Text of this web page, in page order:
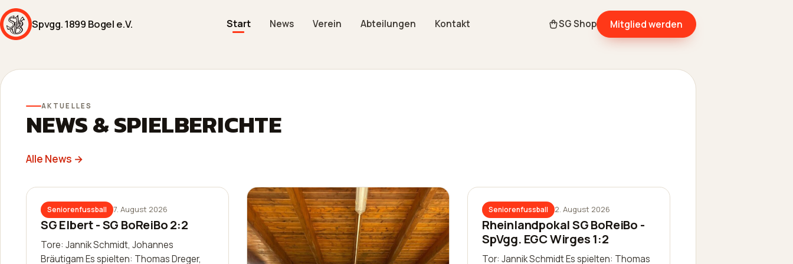
Spvgg. 1899 Bogel e.V. Start News Verein Abteilungen Kontakt SG Shop Mitglied werden
AKTUELLES
NEWS & SPIELBERICHTE
Alle News →
Seniorenfussball 7. August 2026
SG Elbert - SG BoReiBo 2:2
Tore: Jannik Schmidt, Johannes
Bräutigam Es spielten: Thomas Dreger,
Seniorenfussball 2. August 2026
Rheinlandpokal SG BoReiBo -
SpVgg. EGC Wirges 1:2
Tor: Jannik Schmidt Es spielten: Thomas